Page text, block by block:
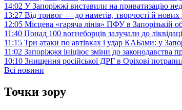
14:02 У Запоріжжі виставили на приватизацію
13:27 Від тривог — до наметів, творчості й
12:05 Місцева «гаряча лінія» ПФУ в Запорізькій
11:40 Понад 100 вогнеборців залучали до
11:15 Три атаки по автівках і удар КАБами: у
11:02 Запоріжжя ініціює зміни до законодавства
10:10 Знищення російської ДРГ в Оріхові
Всі новини
Точки зору